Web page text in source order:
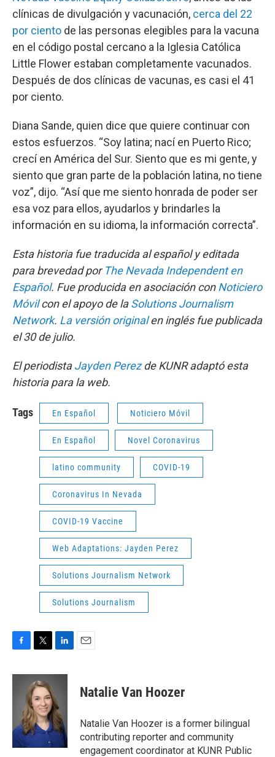
clínicas de divulgación y vacunación, cerca del 22
por ciento de las personas elegibles para la vacuna
en el código postal cercano a la Iglesia Católica
Little Flower estaban completamente vacunados.
Después de dos clínicas de vacunas, es casi el 41
por ciento.
Diana Sande, quien dice que quiere continuar con
estos esfuerzos. “Soy latina; nací en Puerto Rico;
crecí en América del Sur. Siento que es mi gente, y
siento que gran parte de la población latina, no tiene
voz”, dijo. “Así que me siento honrada de poder ser
esa voz para ellos, ayudarlos y brindarles la
información en su idioma, la información correcta”.
Esta historia fue traducida al español y editada
para brevedad por The Nevada Independent en
Español. Fue producida en asociación conNoticiero
Móvilcon el apoyo de laSolutions Journalism
Network. La versión originalen inglés fue publicada
el 30 de julio.
El periodistaJayden Perezde KUNR adaptó esta
historia para la web.
Tags En Español Noticiero Móvil
En Español Novel Coronavirus
latino community COVID-19
Coronavirus In Nevada
COVID-19 Vaccine
Web Adaptations: Jayden Perez
Solutions Journalism Network
Solutions Journalism
c
k
i
t
t
e
r
n
e
d
I
n
Natalie Van Hoozer
Natalie Van Hoozer is a former bilingual
contributing reporter and community
engagement coordinator at KUNR Public